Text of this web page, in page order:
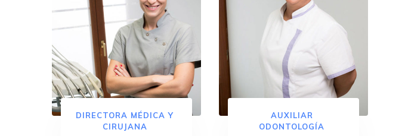
DIRECTORA MÉDICA Y
CIRUJANA
AUXILIAR
ODONTOLOGÍA